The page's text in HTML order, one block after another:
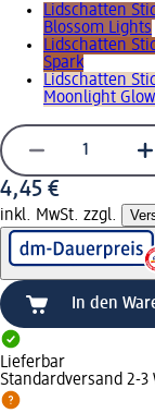
Lidschatten
Blossom Lights
Lidschatten
Spark
Lidschatten
Moonlight Glow
4,45 €
inkl. MwSt. zzgl.
In den
Lieferbar
Standardversand 2-3